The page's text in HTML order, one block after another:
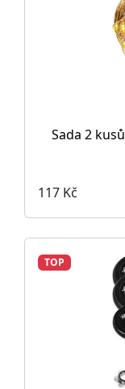
Sada 2
117 Kč
TOP